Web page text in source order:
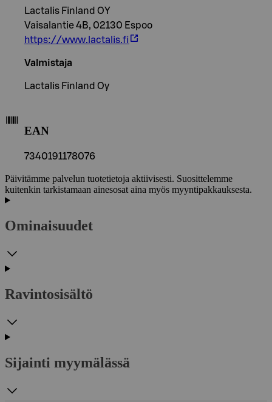
Lactalis Finland OY
Vaisalantie 4B, 02130 Espoo
https://www.lactalis.fi
Valmistaja
Lactalis Finland Oy
EAN
7340191178076
Päivitämme palvelun tuotetietoja aktiivisesti. Suosittelemme
kuitenkin tarkistamaan ainesosat aina myös myyntipakkauksesta.
Ominaisuudet
Ravintosisältö
Sijainti myymälässä